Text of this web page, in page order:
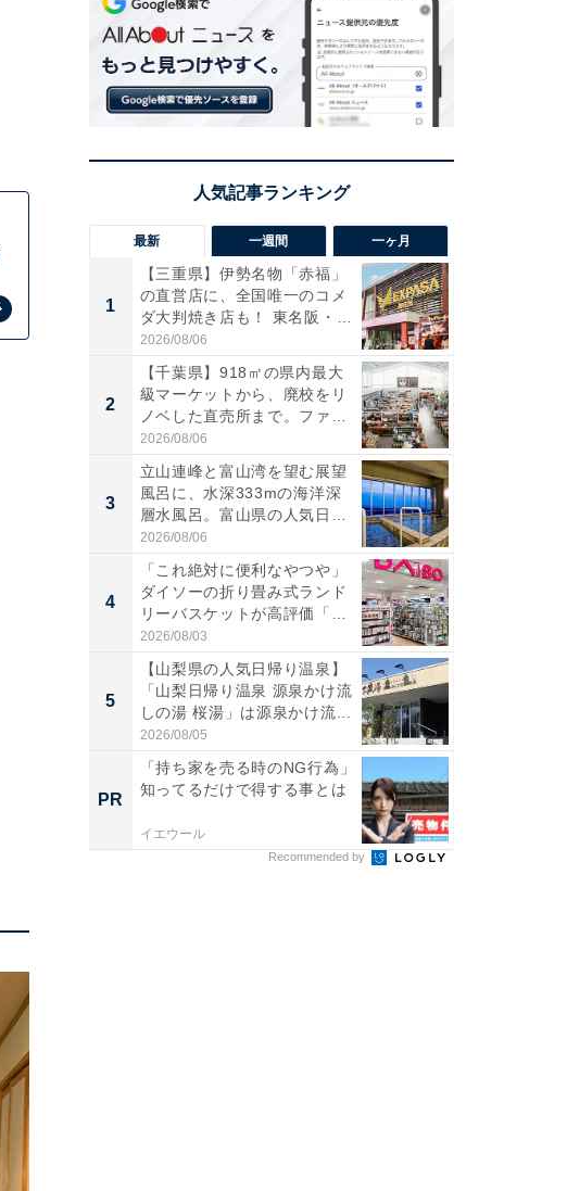
最新 一週間 一ヶ月
1
【三重県】伊勢名物「赤福」
の直営店に、全国唯一のコメ
ダ大判焼き店も！ 東名阪・
伊...
2026/08/06
2
【千葉県】918㎡の県内最大
級マーケットから、廃校をリ
ノベした直売所まで。ファ
ー...
2026/08/06
3
立山連峰と富山湾を望む展望
風呂に、水深333mの海洋深
層水風呂。富山県の人気日
帰...
2026/08/06
4
「これ絶対に便利なやつや」
ダイソーの折り畳み式ランド
リーバスケットが高評価「使
わ...
2026/08/03
5
【山梨県の人気日帰り温泉】
「山梨日帰り温泉 源泉かけ流
しの湯 桜湯」は源泉かけ流...
2026/08/05
PR
「持ち家を売る時のNG行為」
知ってるだけで得する事とは
イエウール
Recommended by